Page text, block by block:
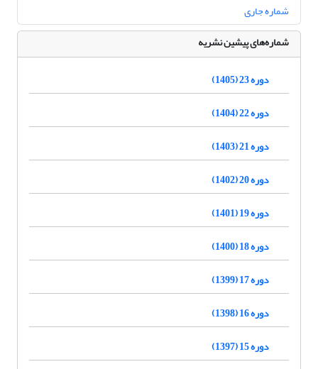
شماره جاری
شماره‌های پیشین نشریه
دوره 23 (1405)
دوره 22 (1404)
دوره 21 (1403)
دوره 20 (1402)
دوره 19 (1401)
دوره 18 (1400)
دوره 17 (1399)
دوره 16 (1398)
دوره 15 (1397)